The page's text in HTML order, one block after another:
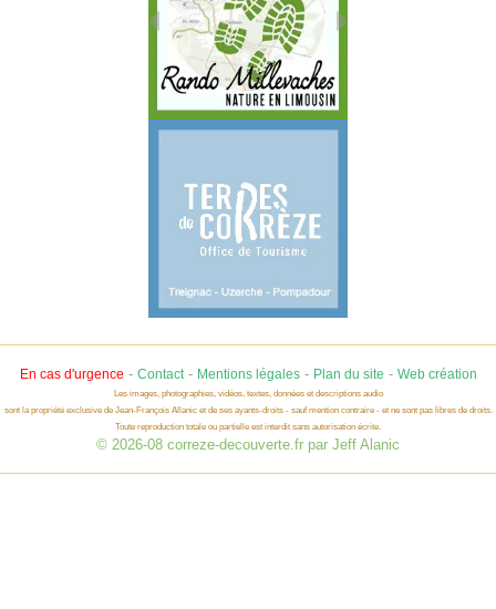
En cas d'urgence - Contact- Mentions légales- Plan du site - Web création
Les images, photographies, vidéos, textes, données et descriptions audio
sont la propriété exclusive de Jean-François Allanic et de ses ayants-droits - sauf mention contraire - et ne sont pas libres de droits.
Toute reproduction totale ou partielle est interdit sans autorisation écrite.
© 2026-08 correze-decouverte.fr par Jeff Alanic